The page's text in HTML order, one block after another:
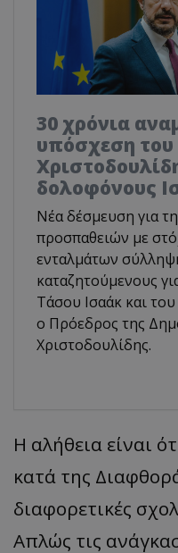
30 χρόνια
υπόσχεση
δολοφόνους
Νέα δέσμευση για
προσπαθειών με
ενταλμάτων
καταζητούμενους
Τάσου Ισαάκ και
ο Πρόεδρος της
Χριστοδουλίδης.
Η αλήθεια είναι
κατά της
διαφορετικές
Απλώς τις